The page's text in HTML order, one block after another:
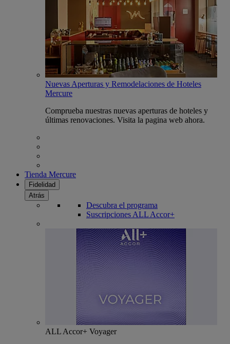
Nuevas Aperturas y Remodelaciones de Hoteles
Mercure
Comprueba nuestras nuevas aperturas de hoteles y
últimas renovaciones. Visita la pagina web ahora.
Tienda Mercure
Fidelidad
Atrás
Descubra el programa
Suscripciones ALL Accor+
ALL Accor+ Voyager